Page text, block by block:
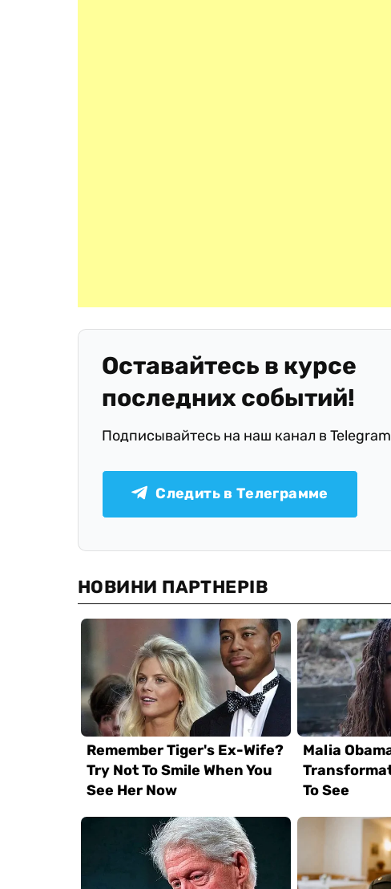
Оставайтесь в курсе
последних событий!
Подписывайтесь на наш канал в Telegram
Следить в Телеграмме